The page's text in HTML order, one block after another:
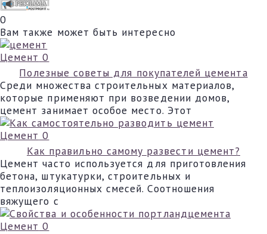
0
Вам также может быть интересно
Цемент 0
Полезные советы для покупателей цемента
Среди множества строительных материалов,
которые применяют при возведении домов,
цемент занимает особое место. Этот
Цемент 0
Как правильно самому развести цемент?
Цемент часто используется для приготовления
бетона, штукатурки, строительных и
теплоизоляционных смесей. Соотношения
вяжущего с
Цемент 0